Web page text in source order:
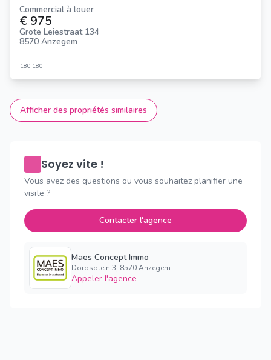
Commercial à louer
€ 975
Grote Leiestraat 134
8570 Anzegem
180 180
Afficher des propriétés similaires
Soyez vite !
Vous avez des questions ou vous souhaitez planifier une
visite ?
Contacter l'agence
Maes Concept Immo
Dorpsplein 3, 8570 Anzegem
Appeler l'agence